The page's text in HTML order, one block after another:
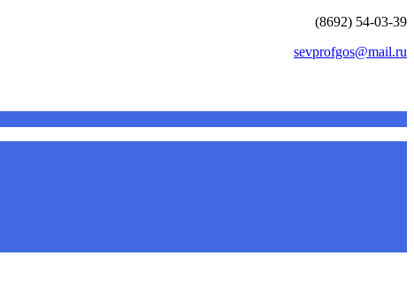
(8692) 54-03-39
sevprofgos@mail.ru